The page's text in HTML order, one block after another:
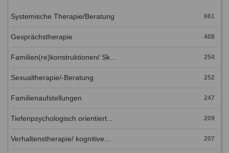
Systemische Therapie/Beratung 661
Gesprächstherapie 408
Familien(re)konstruktionen/ Sk... 254
Sexualtherapie/-Beratung 252
Familienaufstellungen 247
Tiefenpsychologisch orientiert... 209
Verhaltenstherapie/ kognitive... 207